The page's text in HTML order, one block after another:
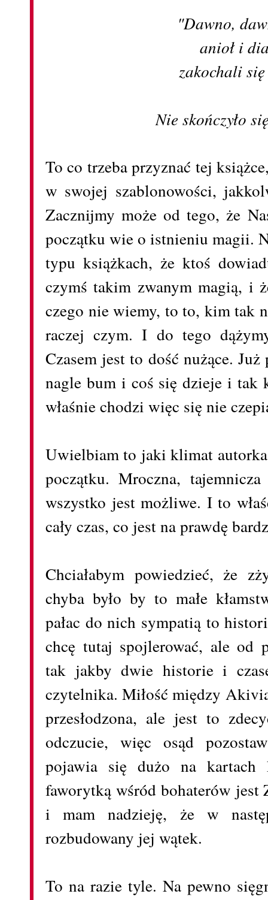
"Dawno,
anioł i
zakochali
Nie skończyło
To co trzeba przyznać tej
w swojej szablonowości,
Zacznijmy może od tego, że
początku wie o istnieniu magii.
typu książkach, że ktoś
czymś takim zwanym magią, i
czego nie wiemy, to to, kim tak
raczej czym. I do tego
Czasem jest to dość nużące.
nagle bum i coś się dzieje i
właśnie chodzi więc się nie
Uwielbiam to jaki klimat
początku. Mroczna,
wszystko jest możliwe. I to
cały czas, co jest na prawdę
Chciałabym powiedzieć, że
chyba było by to małe
pałac do nich sympatią to
chcę tutaj spojlerować, ale od
tak jakby dwie historie i
czytelnika. Miłość między
przesłodzona, ale jest to
odczucie, więc osąd
pojawia się dużo na kartach
faworytką wśród bohaterów jest
i mam nadzieję, że w
rozbudowany jej wątek.
To na razie tyle. Na pewno